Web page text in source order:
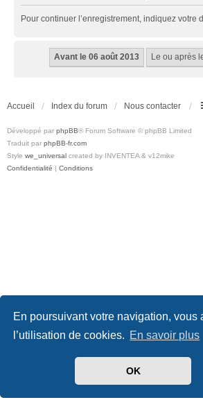
En poursuivant votre navigation, vous
l’utilisation de cookies. En savoir plus
OK
Pour continuer l’enregistrement, indiquez votre
Accueil Index du forum Nous contacter
Développé par phpBB® Forum Software © phpBB Limited
Traduit par phpBB-fr.com
Style we_universal created by INVENTEA & v12mike
Confidentialité | Conditions